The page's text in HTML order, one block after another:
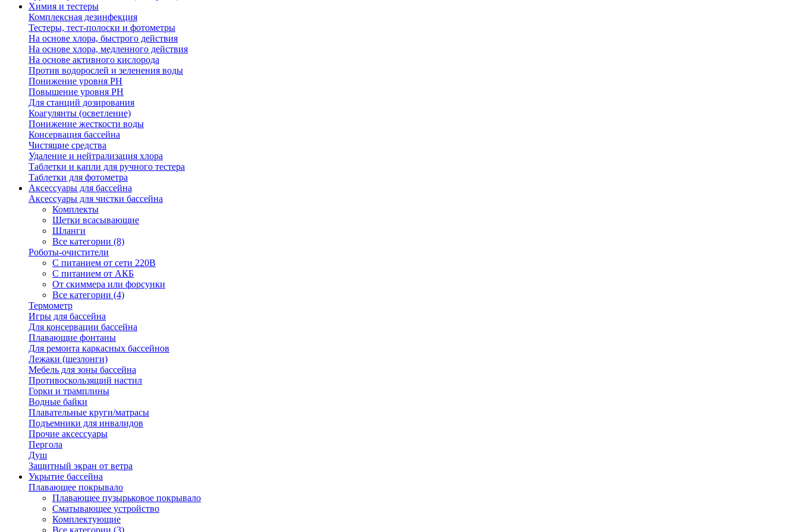
Химия и тестеры
Комплексная дезинфекция
Тестеры, тест-полоски и фотометры
На основе хлора, быстрого действия
На основе хлора, медленного действия
На основе активного кислорода
Против водорослей и зеленения воды
Понижение уровня РН
Повышение уровня РН
Для станций дозирования
Коагулянты (осветление)
Понижение жесткости воды
Консервация бассейна
Чистящие средства
Удаление и нейтрализация хлора
Таблетки и капли для ручного тестера
Таблетки для фотометра
Аксессуары для бассейна
Аксессуары для чистки бассейна
Комплекты
Щетки всасывающие
Шланги
Все категории (8)
Роботы-очистители
С питанием от сети 220В
С питанием от АКБ
От скиммера или форсунки
Все категории (4)
Термометр
Игры для бассейна
Для консервации бассейна
Плавающие фонтаны
Для ремонта каркасных бассейнов
Лежаки (шезлонги)
Мебель для зоны бассейна
Противоскользящий настил
Горки и трамплины
Водные байки
Плавательные круги/матрасы
Подъемники для инвалидов
Прочие аксессуары
Пергола
Душ
Защитный экран от ветра
Укрытие бассейна
Плавающее покрывало
Плавающее пузырьковое покрывало
Сматывающее устройство
Комплектующие
Все категории (3)